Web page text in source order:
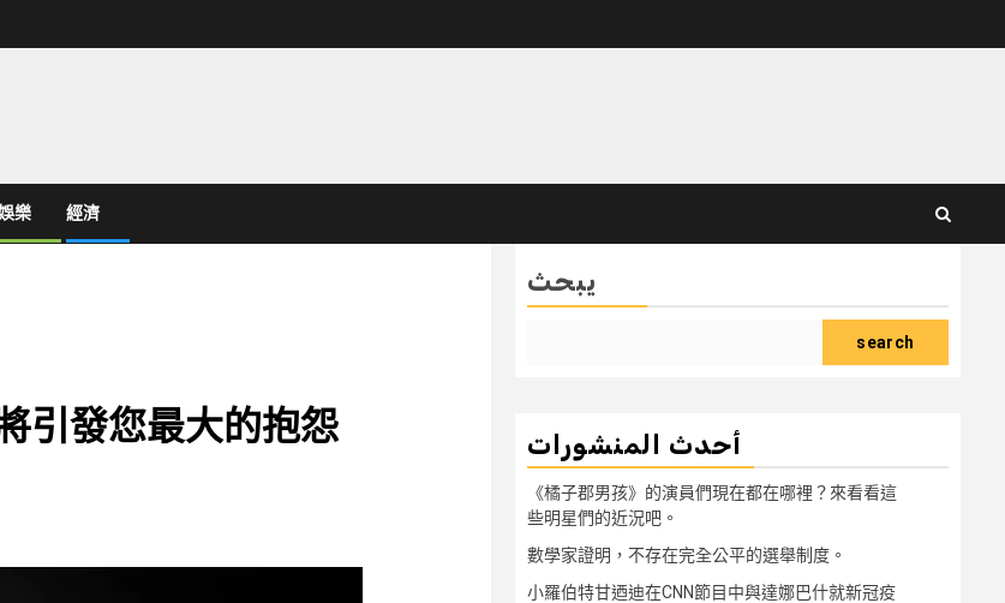
樂 經濟
引發您最大的抱怨
يبحث
search
أحدث المنشورات
《橘子郡男孩》的演員們現在都在哪裡？來看看這
些明星們的近況吧。
數學家證明，不存在完全公平的選舉制度。
小羅伯特甘迺迪在CNN節目中與達娜巴什就新冠疫